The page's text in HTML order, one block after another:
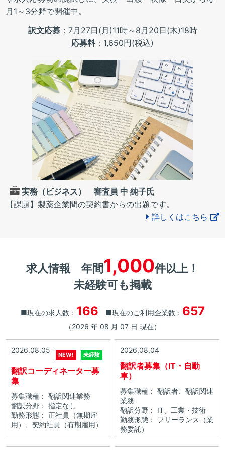
月1～3分野で開催中。
訳文応募：7月27日(月)11時～8月20日(木)18時
応募料：1,650円(税込)
実務（ビジネス） 審査員 中 純子氏
【課題】製薬企業間の契約書からの出題です。
詳しくはこちら
求人情報 年間1,000件以上！
未経験可も掲載
■現在の求人数： 166 ■現在のご利用企業数： 657
（2026 年 08 月 07 日 現在）
2026.08.05
NEW! 未経験
翻訳コーディネーター募
集
募集職種： 翻訳関連業務
翻訳分野： 指定なし
勤務形態： 正社員（無期雇
用）、契約社員（有期雇用）
2026.08.04
翻訳者募集（IT・自動
車）
募集職種： 翻訳者、翻訳関連
業務
翻訳分野： IT、工業・技術
勤務形態： フリーランス（業
務委託）